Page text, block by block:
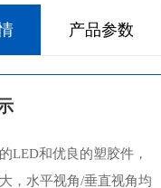
产品参数
LED和优良的塑胶件，
，水平视角/垂直视角均